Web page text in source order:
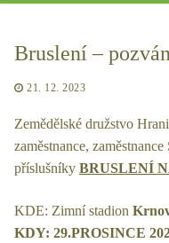
Bruslení –
21. 12. 2023
Zemědělské družstvo
zaměstnance,
příslušníky BRUSLENÍ
KDE: Zimní stadion
KDY: 29.PROSINCE